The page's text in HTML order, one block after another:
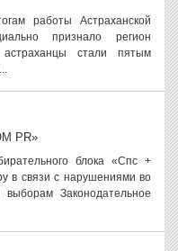
работы Астраханской
признало регион
стали пятым
PR»
блока «Спс +
в связи с нарушениями во
Законодательное